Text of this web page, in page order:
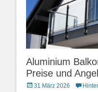
Aluminium
Preise und
Posted
31 März 2026